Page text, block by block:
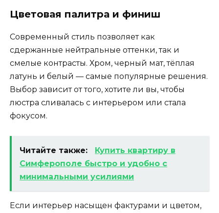
Цветовая палитра и финиш
Современный стиль позволяет как
сдержанные нейтральные оттенки, так и
смелые контрасты. Хром, черный мат, тёплая
латунь и белый — самые популярные решения.
Выбор зависит от того, хотите ли вы, чтобы
люстра сливалась с интерьером или стала
фокусом.
Читайте также:
Купить квартиру в
Симферополе быстро и удобно с
минимальными усилиями
Если интерьер насыщен фактурами и цветом,